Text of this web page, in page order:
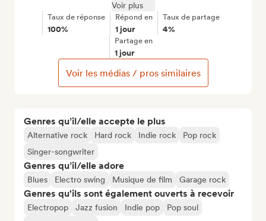
Genres qu’il/elle accepte le plus
Alternative rock Hard rock Indie rock
Pop rock
Singer-songwriter
Genres qu’il/elle adore
Blues Electro swing Musique de film Garage rock
Genres qu'ils sont également ouverts à recevoir
Electropop Jazz fusion Indie pop
Pop soul
Voir plus
Taux de réponse
100%
Répond en
1 jour
Taux de partage
4%
Partage en
1 jour
Voir les médias / pros similaires